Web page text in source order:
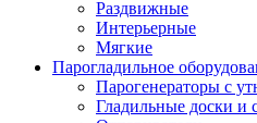
Раздвижные
Интерьерные
Мягкие
Парогладильное
Парогенераторы с
Гладильные доски и